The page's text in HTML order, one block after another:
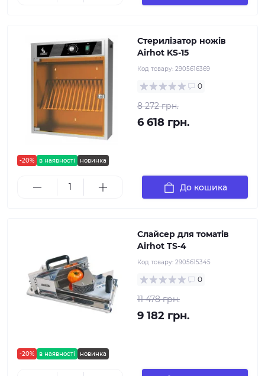
-20% в наявності новинка
Стерилізатор ножів
Airhot KS-15
Код товару: 2905616369
0
8 272 грн.
6 618 грн.
До кошика
-20% в наявності новинка
Слайсер для томатів
Airhot TS-4
Код товару: 2905615345
0
11 478 грн.
9 182 грн.